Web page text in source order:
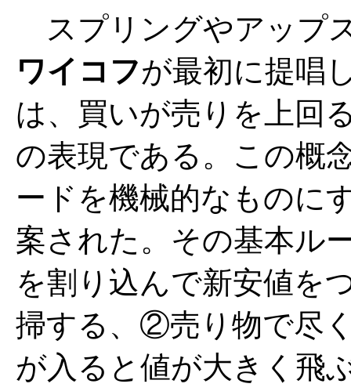
スプリングやアップ
ワイコフが最初に提唱
は、買いが売りを上回
の表現である。この概
ードを機械的なものに
案された。その基本ル
を割り込んで新安値を
掃する、②売り物で尽
が入ると値が大きく飛